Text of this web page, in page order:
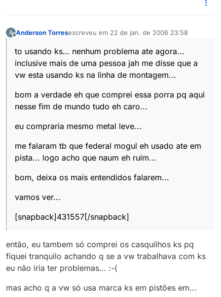
A Anderson Torresescreveu em 22 de jan. de 2006 23:58
última edição por
to usando ks… nenhum problema ate agora...
inclusive mais de uma pessoa jah me disse que a
vw esta usando ks na linha de montagem...
bom a verdade eh que comprei essa porra pq aqui
nesse fim de mundo tudo eh caro...
eu compraria mesmo metal leve...
me falaram tb que federal mogul eh usado ate em
pista... logo acho que naum eh ruim...
bom, deixa os mais entendidos falarem...
vamos ver...
[snapback]431557[/snapback]
então, eu tambem só comprei os casquilhos ks pq
fiquei tranquilo achando q se a vw trabalhava com ks
eu não iria ter problemas… :-(
mas acho q a vw só usa marca ks em pistões em...